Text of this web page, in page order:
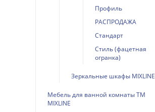
Профиль
РАСПРОДАЖА
Стандарт
Стиль (фацетная
огранка)
Зеркальные шкафы MIXLINE
Мебель для ванной комнаты ТМ
MIXLINE